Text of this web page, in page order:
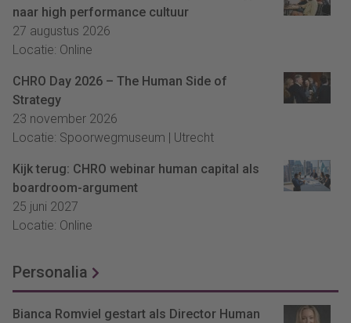
naar high performance cultuur
27 augustus 2026
Locatie: Online
CHRO Day 2026 – The Human Side of
Strategy
23 november 2026
Locatie: Spoorwegmuseum | Utrecht
Kijk terug: CHRO webinar human capital als
boardroom-argument
25 juni 2027
Locatie: Online
Personalia
Bianca Romviel gestart als Director Human